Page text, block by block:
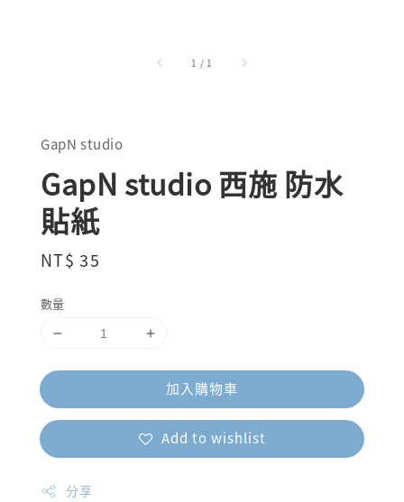
1 / 1
GapN studio
GapN studio 西施 防水
貼紙
Regular
NT$ 35
數量
加入購物車
Add to wishlist
分享